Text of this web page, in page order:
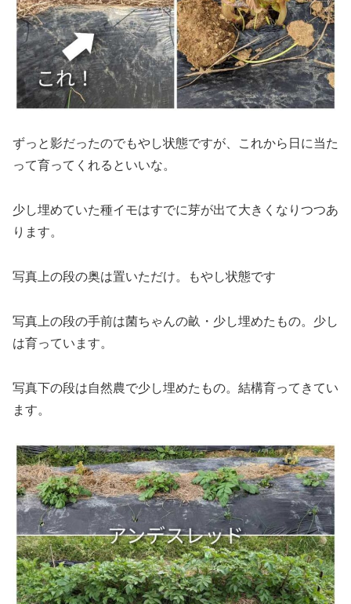
ずっと影だったのでもやし状態ですが、これから日に当た
って育ってくれるといいな。
少し埋めていた種イモはすでに芽が出て大きくなりつつあ
ります。
写真上の段の奥は置いただけ。もやし状態です
写真上の段の手前は菌ちゃんの畝・少し埋めたもの。少し
は育っています。
写真下の段は自然農で少し埋めたもの。結構育ってきてい
ます。